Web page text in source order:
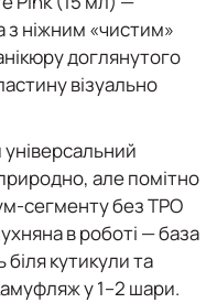
ніжним «чистим»
доглянутого
візуально
але помітно
сегменту без TPO
в роботі — база
біля кутикули та
у 1–2 шари.